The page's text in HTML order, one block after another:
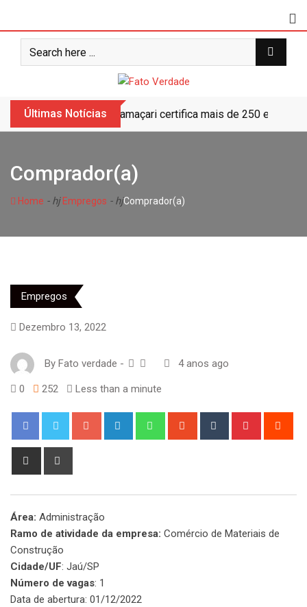
content
Últimas Notícias Camaçari certifica mais de 250
Comprador(a)
Home - hjEmpregos - hjComprador(a)
Empregos
Dezembro 13, 2022
By Fato verdade - 4 anos ago
0 252 Less than a minute
Google+ LinkedIn WhatsappStumbleUpon
Tumblr Pinterest
Share
Área: Administração
Ramo de atividade da empresa: Comércio de Materiais de
Construção
Cidade/UF: Jaú/SP
Número de vagas: 1
Data de abertura: 01/12/2022